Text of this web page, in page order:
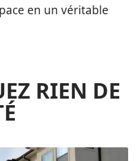
en un véritable
RIEN DE